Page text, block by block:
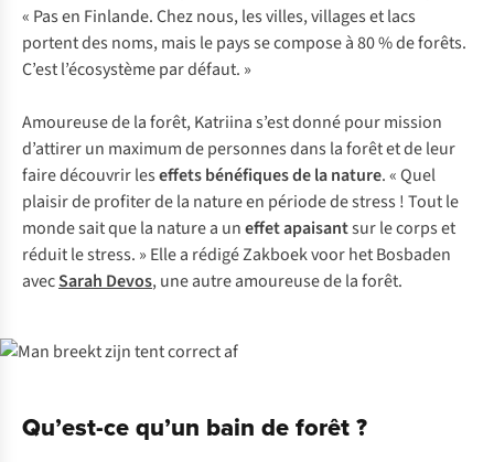
« Pas en Finlande. Chez nous, les villes, villages et lacs
portent des noms, mais le pays se compose à 80 % de forêts.
C’est l’écosystème par défaut. »
Amoureuse de la forêt, Katriina s’est donné pour mission
d’attirer un maximum de personnes dans la forêt et de leur
faire découvrir leseffets bénéfiques de la nature. « Quel
plaisir de profiter de la nature en période de stress ! Tout le
monde sait que la nature a uneffet apaisantsur le corps et
réduit le stress. » Elle a rédigé Zakboek voor het Bosbaden
avecSarah Devos, une autre amoureuse de la forêt.
Qu’est-ce qu’un bain de forêt ?